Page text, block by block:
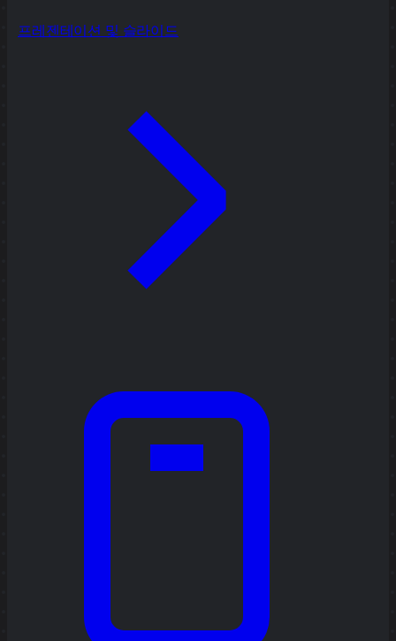
프레젠테이션 및 슬라이드